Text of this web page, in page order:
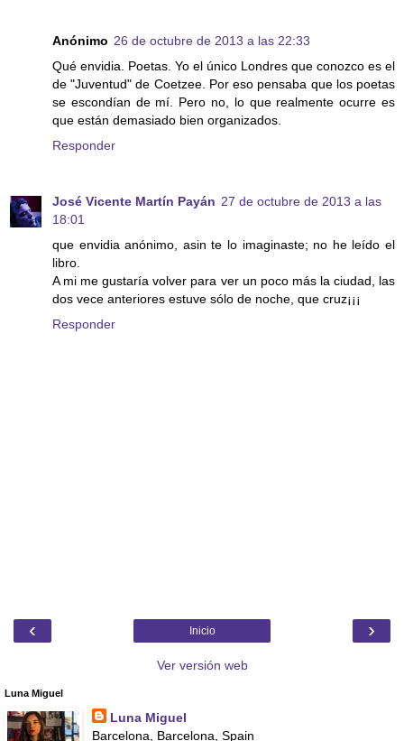
Anónimo 26 de octubre de 2013 a las 22:33
Qué envidia. Poetas. Yo el único Londres que conozco es el
de "Juventud" de Coetzee. Por eso pensaba que los poetas
se escondían de mí. Pero no, lo que realmente ocurre es
que están demasiado bien organizados.
Responder
José Vicente Martín Payán 27 de octubre de 2013 a las
18:01
que envidia anónimo, asin te lo imaginaste; no he leído el
libro.
A mi me gustaría volver para ver un poco más la ciudad, las
dos vece anteriores estuve sólo de noche, que cruz¡¡¡
Responder
‹ ›
Inicio
Ver versión web
Luna Miguel
Luna Miguel
Barcelona, Barcelona, Spain